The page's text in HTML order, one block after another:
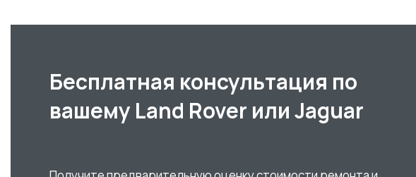
Бесплатная консультация по
вашему Land Rover или Jaguar